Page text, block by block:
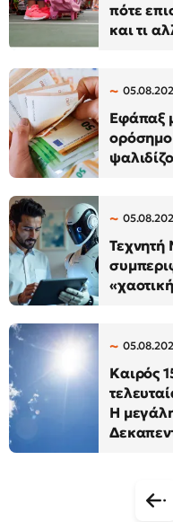
πότε
και τι
Εφάπαξ
ορόσημο
Τεχνητή
Καιρός
Η